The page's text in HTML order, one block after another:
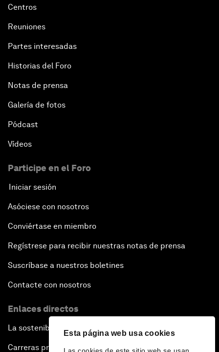
Esta página web usa cookies
Centros
Reuniones
Partes interesadas
Historias del Foro
Notas de prensa
Galería de fotos
Pódcast
Vídeos
Participe en el Foro
Iniciar sesión
Asóciese con nosotros
Conviértase en miembro
Regístrese para recibir nuestras notas de prensa
Suscríbase a nuestros boletines
Contacte con nosotros
Enlaces directos
La sostenibilidad en el Foro
Carreras profesionales